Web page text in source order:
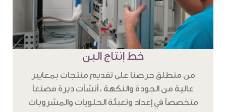
خط إنتاج البن
من منطلق حرصنا على تقديم منتجات بمعايير
عالية من الجودة والنكهة ، أنشأت ديرة مصنعاً
متخصصاً في إعداد وتعبئة الحلويات والمشروبات
السعودية .